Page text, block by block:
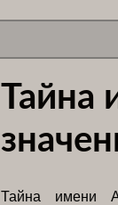
Тайна
Тайна имени